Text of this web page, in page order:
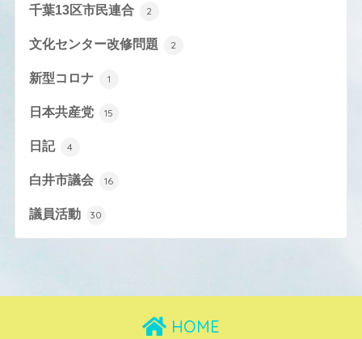
千葉13区市民連合 2
文化センター改修問題 2
新型コロナ 1
日本共産党 15
日記 4
白井市議会 16
議員活動 30
HOME